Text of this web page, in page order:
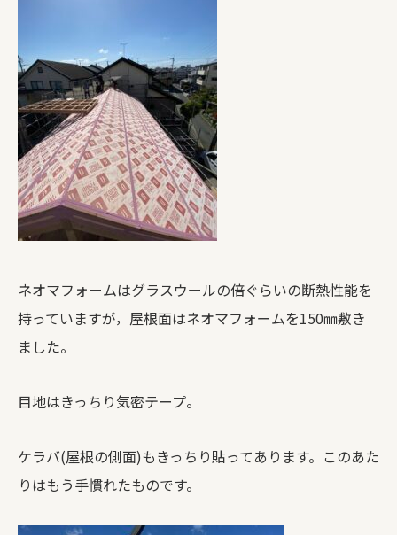
ネオマフォームはグラスウールの倍ぐらいの断熱性能を
持っていますが，屋根面はネオマフォームを150㎜敷き
ました。
目地はきっちり気密テープ。
ケラバ(屋根の側面)もきっちり貼ってあります。このあた
りはもう手慣れたものです。